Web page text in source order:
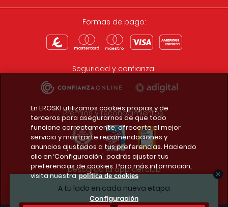
A tu lado en cada nueva etapa
Formas de pago:
Seguridad y confianza:
Premios y reconocimientos:
Descarga la app del club
En EROSKI utilizamos cookies propias y de
terceros para asegurarnos de que todo
funcione correctamente, ofrecerte el mejor
servicio y mostrarte recomendaciones y
anuncios ajustados a tus preferencias. Haciendo
clic en ‘Configuración’, podrás ajustar tus
preferencias de cookies. Para más información,
visita nuestra política de cookies
Configuración